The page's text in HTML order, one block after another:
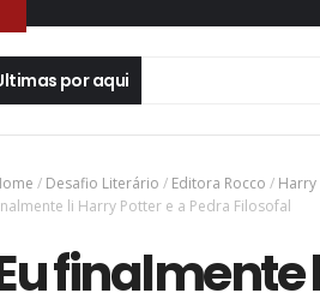
por aqui
/ Desafio Literário / Editora Rocco /
li Harry Potter e a Pedra Filosofal
finalmente